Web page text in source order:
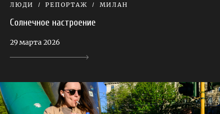
ЛЮДИ РЕПОРТАЖ МИЛАН
Солнечное настроение
29 марта 2026